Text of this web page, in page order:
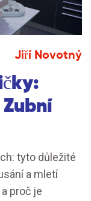
Jiří Novotný
tyto důležité
a mletí
proč je